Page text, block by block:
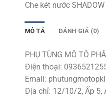
Che két nước
MÔ TẢ ĐÁNH GIÁ (0)
PHỤ TÙNG MÔ TÔ
Điện thoại:
Email:
Địa chỉ: 12/10/2, Ấp 5,